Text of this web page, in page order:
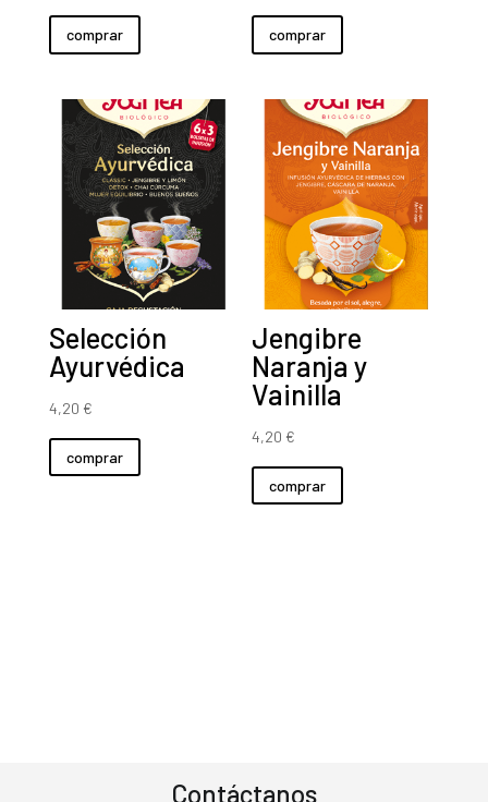
comprar comprar
Selección
Ayurvédica
4,20 €
comprar
Jengibre
Naranja y
Vainilla
4,20 €
comprar
Contáctanos